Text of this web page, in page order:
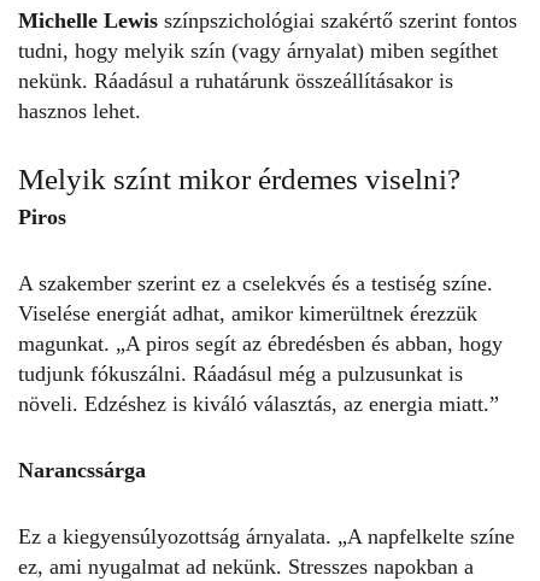
Michelle Lewis színpszichológiai szakértő szerint fontos
tudni, hogy melyik szín (vagy árnyalat) miben segíthet
nekünk. Ráadásul a ruhatárunk összeállításakor is
hasznos lehet.
Melyik színt mikor érdemes viselni?
Piros
A szakember szerint ez a cselekvés és a testiség színe.
Viselése energiát adhat, amikor kimerültnek érezzük
magunkat. „A piros segít az ébredésben és abban, hogy
tudjunk fókuszálni. Ráadásul még a pulzusunkat is
növeli. Edzéshez is kiváló választás, az energia miatt.”
Narancssárga
Ez a kiegyensúlyozottság árnyalata. „A napfelkelte színe
ez, ami nyugalmat ad nekünk. Stresszes napokban a